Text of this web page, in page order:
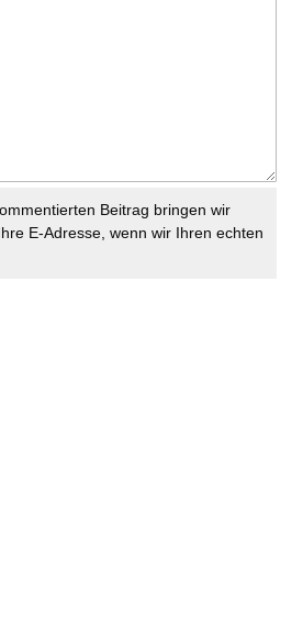
Beitrag bringen wir
E-Adresse, wenn wir Ihren echten